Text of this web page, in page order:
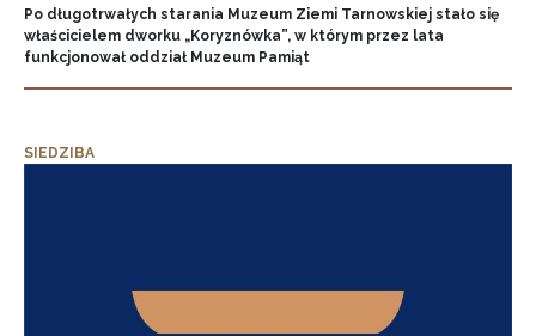
Po długotrwałych starania Muzeum Ziemi Tarnowskiej stało się
właścicielem dworku „Koryznówka”, w którym przez lata
funkcjonował oddział Muzeum Pamiąt
SIEDZIBA